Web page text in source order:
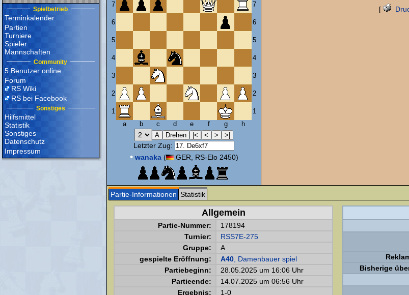
Spielbetrieb
Terminkalender
Partien
Turniere
Spieler
Mannschaften
Community
5 Benutzer online
Forum
RS Wiki
RS bei Facebook
Sonstiges
Hilfsmittel
Statistik
Sonstiges
Datenschutz
Impressum
7 7
6 6
5 5
4 4
3 3
2 2
1
1
a
b c d e f g h
Letzter Zug:
• wanaka( GER, RS-Elo 2450)
[
Partie-Informationen Statistik
Allgemein
Partie-Nummer:
178194
Turnier:
RSS7E-275
Gruppe:
A
gespielte Eröffnung:
A40 , Damenbauer spiel
Partiebeginn:
28.05.2025 um 16:06 Uhr
Partieende:
14.07.2025 um 06:56 Uhr
Ergebnis:
1-0
Bisherige